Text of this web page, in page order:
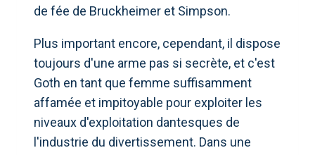
de fée de Bruckheimer et Simpson.
Plus important encore, cependant, il dispose
toujours d'une arme pas si secrète, et c'est
Goth en tant que femme suffisamment
affamée et impitoyable pour exploiter les
niveaux d'exploitation dantesques de
l'industrie du divertissement. Dans une